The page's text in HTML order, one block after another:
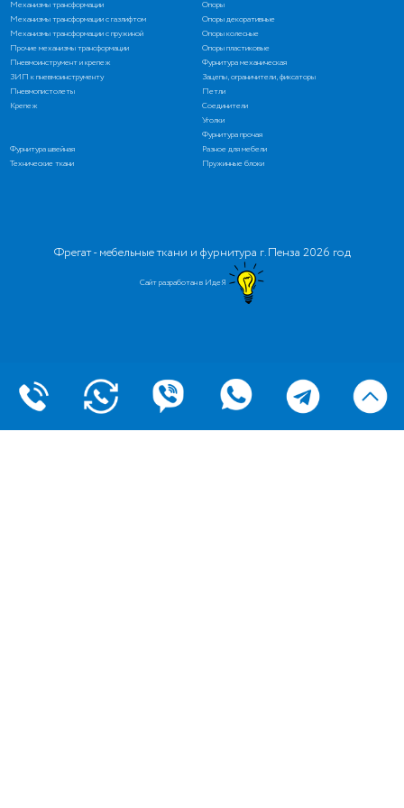
Механизмы трансформации
Механизмы трансформации с газлифтом
Механизмы трансформации с пружиной
Прочие механизмы трансформации
Опоры
Опоры декоративные
Опоры колесные
Опоры пластиковые
Пневмоинструмент и крепеж
ЗИП к пневмоинструменту
Пневмопистолеты
Крепеж
Фурнитура механическая
Зацепы, ограничители, фиксаторы
Петли
Соединители
Уголки
Фурнитура прочая
Фурнитура швейная
Разное для мебели
Технические ткани
Пружинные блоки
Фрегат - мебельные ткани и фурнитура г. Пенза 2026 год
Сайт разработан в ИдеЯ